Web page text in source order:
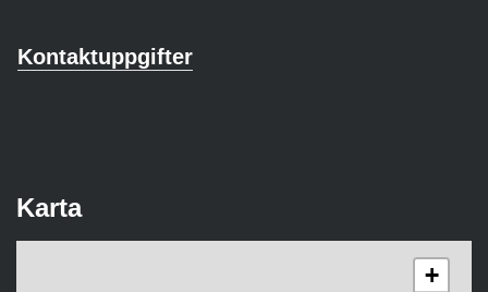
Kontaktuppgifter
Karta
+